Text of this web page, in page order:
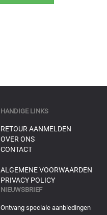
HANDIGE LINKS
RETOUR AANMELDEN
OVER ONS
CONTACT
ALGEMENE VOORWAARDEN
PRIVACY POLICY
NIEUWSBRIEF
Ontvang speciale aanbiedingen